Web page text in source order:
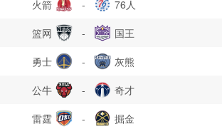
火箭 - 76人
篮网 - 国王
勇士 - 灰熊
公牛 - 奇才
雷霆 - 掘金